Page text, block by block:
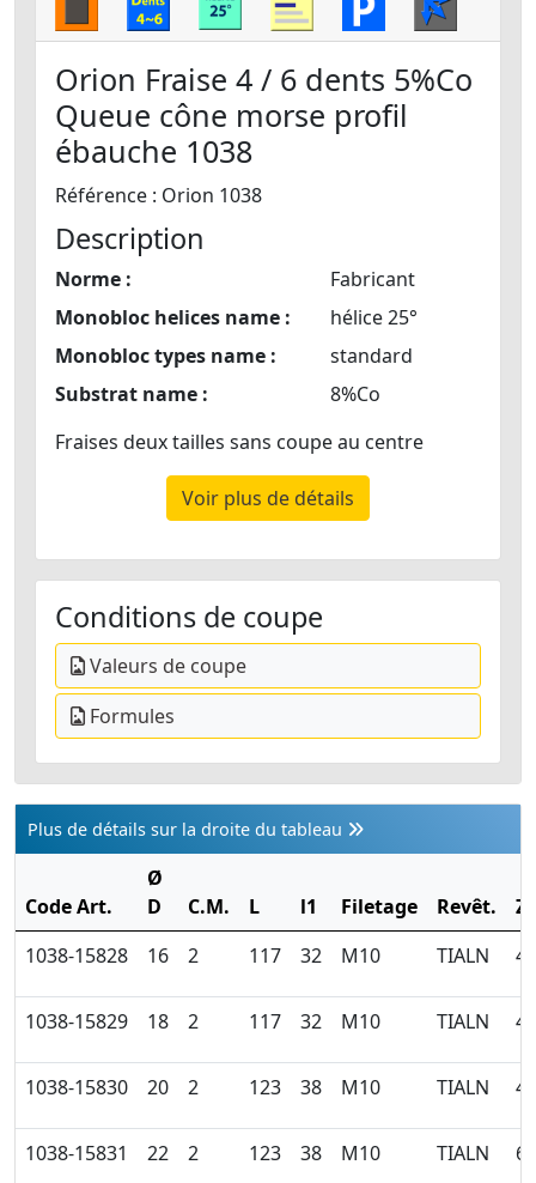
Orion Fraise 4 / 6 dents 5%Co
Queue cône morse profil
ébauche 1038
Référence : Orion 1038
Description
Norme :
Fabricant
Monobloc helices name :
hélice 25°
Monobloc types name :
standard
Substrat name :
8%Co
Fraises deux tailles sans coupe au centre
Voir plus de détails
Conditions de coupe
Valeurs de coupe
Formules
Plus de détails sur la droite du tableau
Code Art.
Ø
D
C.M. L l1 Filetage Revêt.
Z
1038-15828
16 2 117 32 M10 TIALN 4
1038-15829 18 2 117 32 M10 TIALN 4
1038-15830 20 2 123 38 M10 TIALN 4
1038-15831 22 2 123 38 M10 TIALN 6